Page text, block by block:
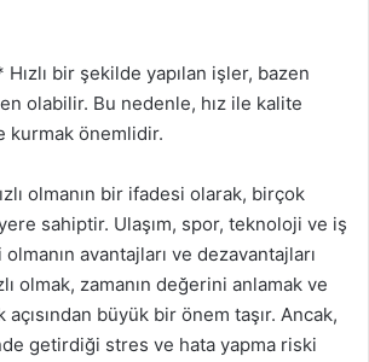
bir şekilde yapılan işler, bazen
olabilir. Bu nedenle, hız ile kalite
kurmak önemlidir.
olmanın bir ifadesi olarak, birçok
sahiptir. Ulaşım, spor, teknoloji ve iş
avantajları ve dezavantajları
olmak, zamanın değerini anlamak ve
büyük bir önem taşır. Ancak,
getirdiği stres ve hata yapma riski